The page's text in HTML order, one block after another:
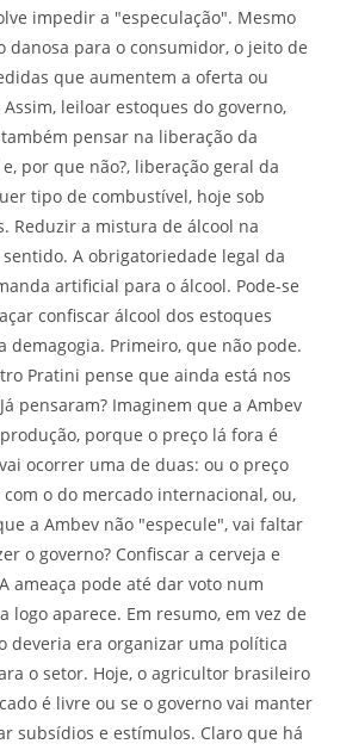
impedir a "especulação". Mesmo
danosa para o consumidor, o jeito de
que aumentem a oferta ou
leiloar estoques do governo,
pensar na liberação da
por que não?, liberação geral da
tipo de combustível, hoje sob
Reduzir a mistura de álcool na
A obrigatoriedade legal da
artificial para o álcool. Pode-se
confiscar álcool dos estoques
demagogia. Primeiro, que não pode.
Pratini pense que ainda está nos
pensaram? Imaginem que a Ambev
porque o preço lá fora é
ocorrer uma de duas: ou o preço
o do mercado internacional, ou,
a Ambev não "especule", vai faltar
o governo? Confiscar a cerveja e
ameaça pode até dar voto num
logo aparece. Em resumo, em vez de
deveria era organizar uma política
o setor. Hoje, o agricultor brasileiro
é livre ou se o governo vai manter
subsídios e estímulos. Claro que há